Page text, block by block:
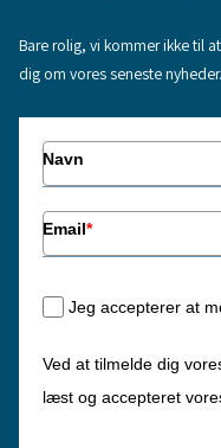
Bare rolig, vi kommer ikke til
dig om vores seneste nyheder.
Navn
Email*
Jeg accepterer at
Ved at tilmelde dig
læst og accepteret